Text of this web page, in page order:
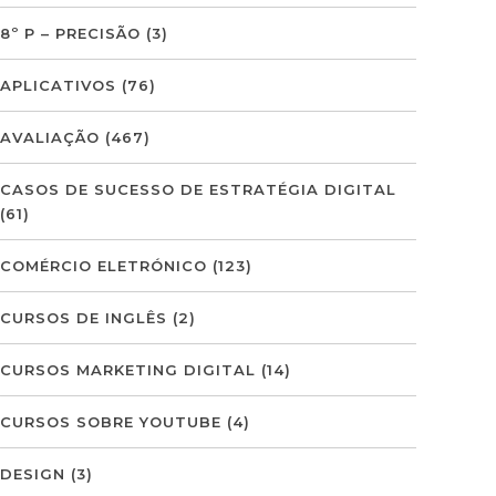
8º P – PRECISÃO (3)
APLICATIVOS (76)
AVALIAÇÃO (467)
CASOS DE SUCESSO DE ESTRATÉGIA DIGITAL
(61)
COMÉRCIO ELETRÓNICO (123)
CURSOS DE INGLÊS (2)
CURSOS MARKETING DIGITAL (14)
CURSOS SOBRE YOUTUBE (4)
DESIGN (3)